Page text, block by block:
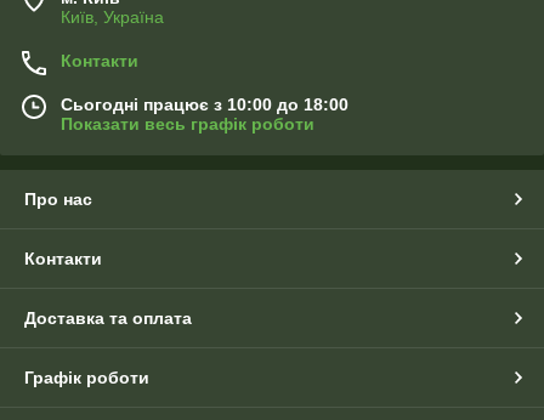
Київ, Україна
Контакти
Сьогодні працює з 10:00 до 18:00
Показати весь графік роботи
Про нас
Контакти
Доставка та оплата
Графік роботи